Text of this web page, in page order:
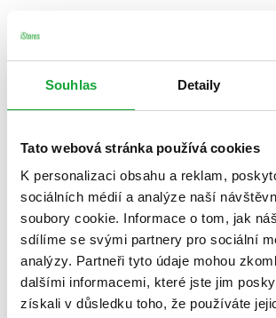
Souhlas Detaily
Tato webová stránka používá cookies
K personalizaci obsahu a reklam,
sociálních médií a analýze naší
soubory cookie. Informace o tom, jak
sdílíme se svými partnery pro sociální
analýzy. Partneři tyto údaje mohou
dalšími informacemi, které jste jim
získali v důsledku toho, že používáte